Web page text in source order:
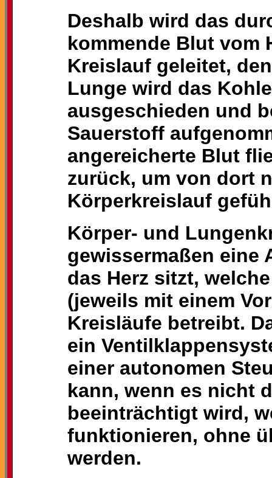
Deshalb wird das
kommende Blut vom
Kreislauf geleitet,
Lunge wird das
ausgeschieden und
Sauerstoff
angereicherte Blut
zurück, um von dort
Körperkreislauf
Körper- und
gewissermaßen eine
das Herz sitzt,
(jeweils mit einem
Kreisläufe betreibt.
ein
einer autonomen
kann, wenn es nicht
beeinträchtigt wird,
funktionieren, ohne
werden.